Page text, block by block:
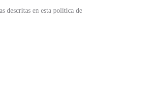
descritas en esta política de